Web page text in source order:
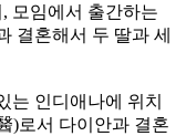
모임에서 출간하는
결혼해서 두 딸과 세
는 인디애나에 위치
)로서 다이안과 결혼